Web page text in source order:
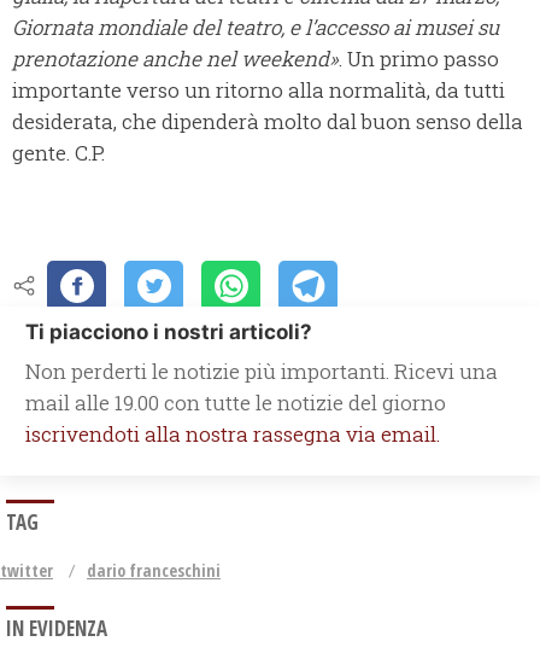
Giornata mondiale del teatro, e l’accesso ai musei su
prenotazione anche nel weekend». Un primo passo
importante verso un ritorno alla normalità, da tutti
desiderata, che dipenderà molto dal buon senso della
gente. C.P.
Ti piacciono i nostri articoli?
Non perderti le notizie più importanti. Ricevi una
mail alle 19.00 con tutte le notizie del giorno
iscrivendoti alla nostra rassegna via email.
TAG
twitter dario franceschini
IN EVIDENZA